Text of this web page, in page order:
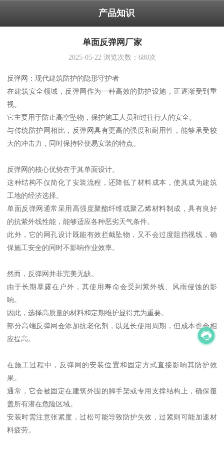
产品知识
单面反弹网厂家
2025-05-22 浏览次数： 680次
反弹网：现代建筑防护的隐形守护者
在建筑安全领域，反弹网作为一种高效的防护设施，正逐渐受到重
视。
它主要用于防止高空坠物，保护施工人员和过往行人的安全。
与传统防护网相比，反弹网具有更高的强度和耐用性，能够承受较
大的冲击力，同时保持轻便易安装的特点。
反弹网的核心优势在于其单面设计。
这种结构不仅简化了安装流程，还降低了材料成本，使其成为建筑
工地的经济选择。
单面反弹网通常采用高强度聚酯纤维或聚乙烯材料制成，具有良好
的抗紫外线性能，能够适应各种恶劣天气条件。
此外，它的网孔设计既能有效拦截坠物，又不会过度阻挡视线，确
保施工安全的同时不影响作业效率。
然而，反弹网并非完美无缺。
由于长期暴露在户外，其使用寿命会受到紫外线、风雨侵蚀的影
响。
因此，选择高质量的材料和定期维护显得尤为重要。
部分高端反弹网会添加抗老化剂，以延长使用周期，但成本也会相
应提高。
在施工过程中，反弹网的安装位置和固定方式直接影响其防护效
果。
通常，它会被固定在建筑外围的脚手架或专用支撑结构上，确保覆
盖所有潜在危险区域。
安装时需注意张紧度，过松可能导致防护失效，过紧则可能加速材
料疲劳。